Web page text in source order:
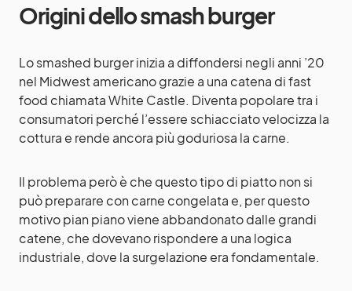
Origini dello smash burger
Lo smashed burger inizia a diffondersi negli anni ’20
nel Midwest americano grazie a una catena di fast
food chiamata White Castle. Diventa popolare tra i
consumatori perché l’essere schiacciato velocizza la
cottura e rende ancora più goduriosa la carne.
Il problema però è che questo tipo di piatto non si
può preparare con carne congelata e, per questo
motivo pian piano viene abbandonato dalle grandi
catene, che dovevano rispondere a una logica
industriale, dove la surgelazione era fondamentale.